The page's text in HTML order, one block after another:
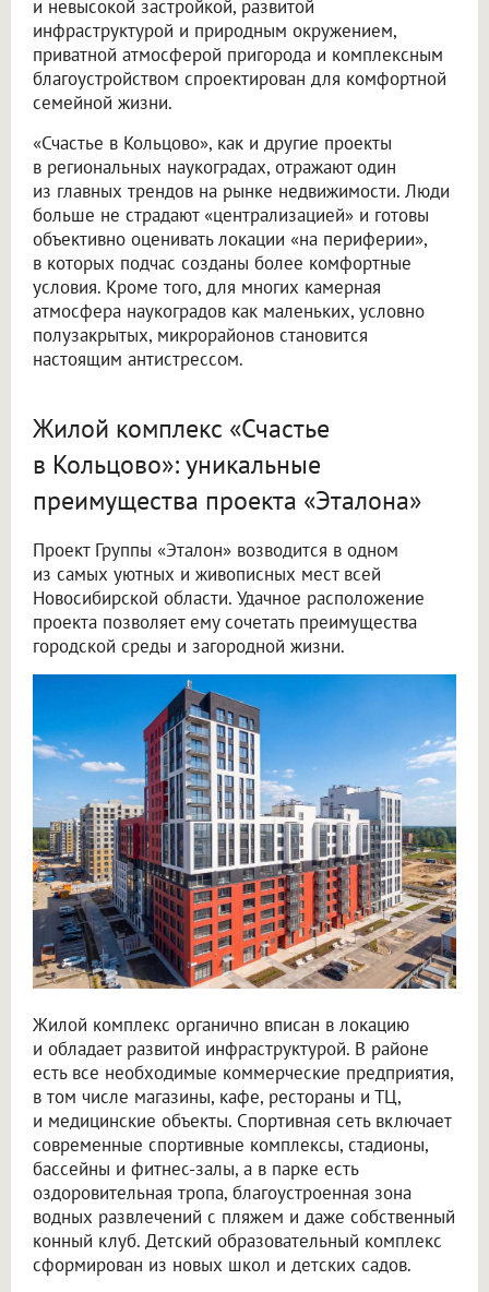
и невысокой застройкой, развитой
инфраструктурой и природным окружением,
приватной атмосферой пригорода и комплексным
благоустройством спроектирован для комфортной
семейной жизни.
«Счастье в Кольцово», как и другие проекты
в региональных наукоградах, отражают один
из главных трендов на рынке недвижимости. Люди
больше не страдают «централизацией» и готовы
объективно оценивать локации «на периферии»,
в которых подчас созданы более комфортные
условия. Кроме того, для многих камерная
атмосфера наукоградов как маленьких, условно
полузакрытых, микрорайонов становится
настоящим антистрессом.
Жилой комплекс «Счастье
в Кольцово»: уникальные
преимущества проекта «Эталона»
Проект Группы «Эталон» возводится в одном
из самых уютных и живописных мест всей
Новосибирской области. Удачное расположение
проекта позволяет ему сочетать преимущества
городской среды и загородной жизни.
Жилой комплекс органично вписан в локацию
и обладает развитой инфраструктурой. В районе
есть все необходимые коммерческие предприятия,
в том числе магазины, кафе, рестораны и ТЦ,
и медицинские объекты. Спортивная сеть включает
современные спортивные комплексы, стадионы,
бассейны и фитнес-залы, а в парке есть
оздоровительная тропа, благоустроенная зона
водных развлечений с пляжем и даже собственный
конный клуб. Детский образовательный комплекс
сформирован из новых школ и детских садов.